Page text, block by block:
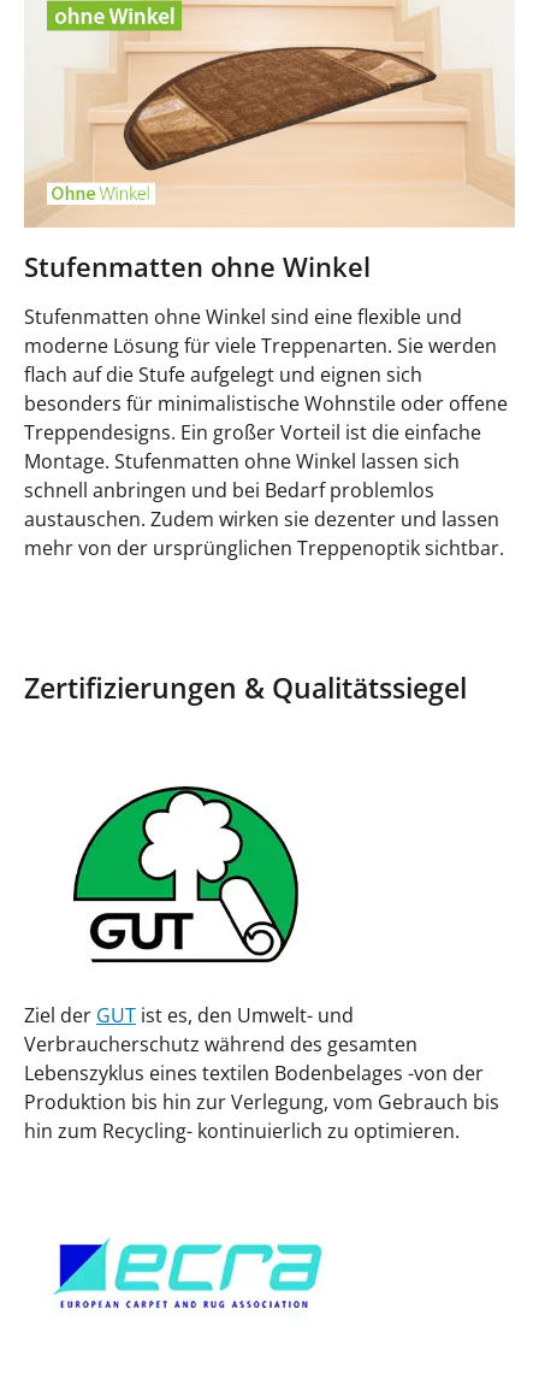
Stufenmatten ohne Winkel
Stufenmatten ohne Winkel sind eine flexible und
moderne Lösung für viele Treppenarten. Sie werden
flach auf die Stufe aufgelegt und eignen sich
besonders für minimalistische Wohnstile oder offene
Treppendesigns. Ein großer Vorteil ist die einfache
Montage. Stufenmatten ohne Winkel lassen sich
schnell anbringen und bei Bedarf problemlos
austauschen. Zudem wirken sie dezenter und lassen
mehr von der ursprünglichen Treppenoptik sichtbar.
Zertifizierungen & Qualitätssiegel
Ziel der GUT ist es, den Umwelt- und
Verbraucherschutz während des gesamten
Lebenszyklus eines textilen Bodenbelages -von der
Produktion bis hin zur Verlegung, vom Gebrauch bis
hin zum Recycling- kontinuierlich zu optimieren.